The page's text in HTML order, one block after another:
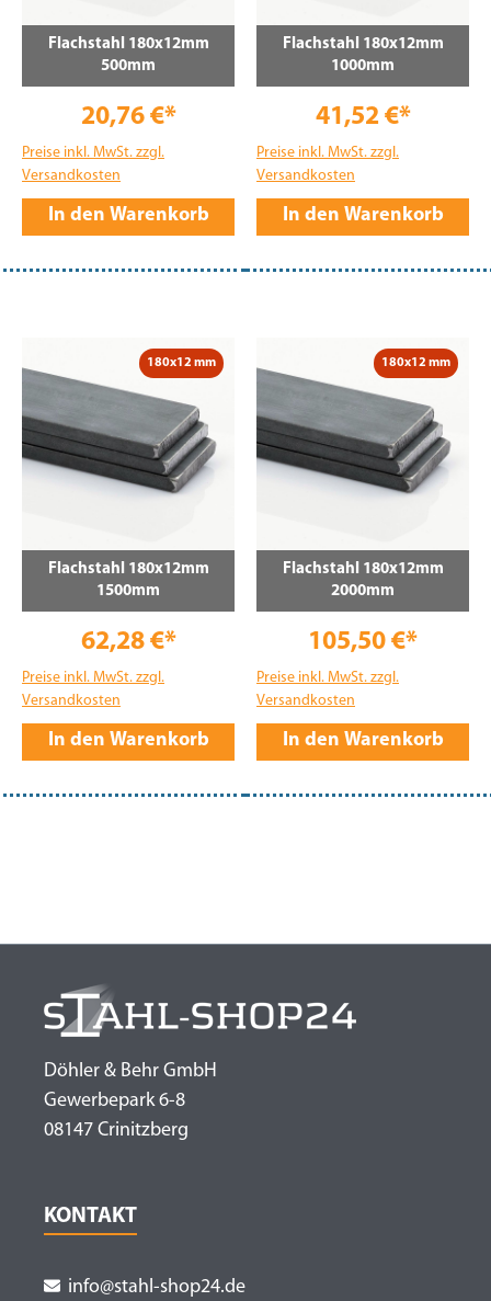
Flachstahl 180x12mm
500mm
20,76 €*
Preise inkl. MwSt. zzgl.
Versandkosten
In den Warenkorb
Flachstahl 180x12mm
1000mm
41,52 €*
Preise inkl. MwSt. zzgl.
Versandkosten
In den Warenkorb
180x12 mm
Flachstahl 180x12mm
1500mm
62,28 €*
Preise inkl. MwSt. zzgl.
Versandkosten
In den Warenkorb
180x12 mm
Flachstahl 180x12mm
2000mm
105,50 €*
Preise inkl. MwSt. zzgl.
Versandkosten
In den Warenkorb
Döhler & Behr GmbH
Gewerbepark 6-8
08147 Crinitzberg
KONTAKT
info@stahl-shop24.de